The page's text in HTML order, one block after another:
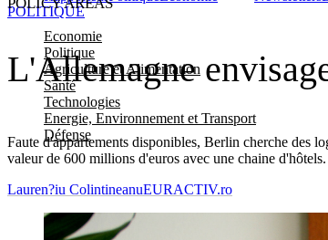
Economie
Politique
Agriculture et Alimentation
Santé
Technologies
Energie, Environnement et Transport
Défense
L'Allemagne
Faute d'appartements disponibles, Berlin cherche des
valeur de 600 millions d'euros avec une chaine d'hôtels.
POLITIQUE
Lauren?iu ColintineanuEURACTIV.ro